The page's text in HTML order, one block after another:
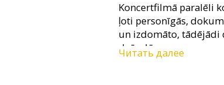
Koncertfilmā paralēli
ļoti personīgās,
un izdomāto,
dvēselēs.
Читать далее